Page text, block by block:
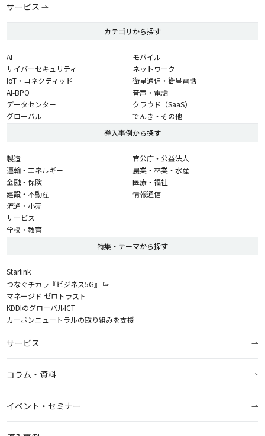
サービス
カテゴリから探す
AI
サイバーセキュリティ
IoT・コネクティッド
AI-BPO
データセンター
グローバル
モバイル
ネットワーク
衛星通信・衛星電話
音声・電話
クラウド（SaaS）
でんき・その他
導入事例から探す
製造
運輸・エネルギー
金融・保険
建設・不動産
流通・小売
サービス
学校・教育
官公庁・公益法人
農業・林業・水産
医療・福祉
情報通信
特集・テーマから探す
Starlink
つなぐチカラ『ビジネス5G』
マネージド ゼロトラスト
KDDIのグローバルICT
カーボンニュートラルの取り組みを支援
サービス
コラム・資料
イベント・セミナー